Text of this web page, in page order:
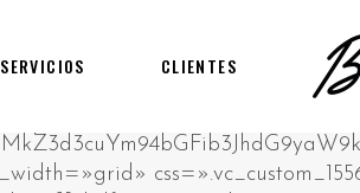
SERVICIOS CLIENTES